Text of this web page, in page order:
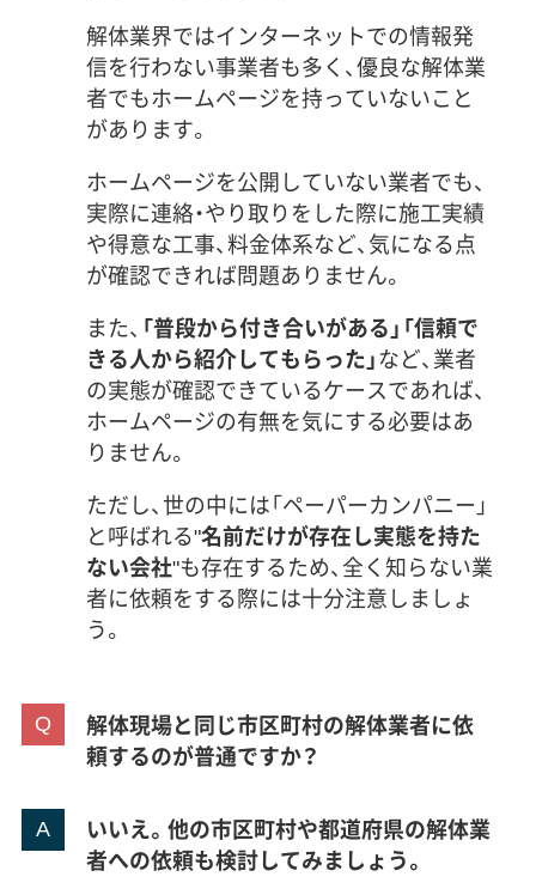
解体業界ではインターネットでの情報発
信を行わない事業者も多く、優良な解体業
者でもホームページを持っていないこと
があります。
ホームページを公開していない業者でも、
実際に連絡・やり取りをした際に施工実績
や得意な工事、料金体系など、気になる点
が確認できれば問題ありません。
また、 「普段から付き合いがある」「信頼で
きる人から紹介してもらった」など、業者
の実態が確認できているケースであれば、
ホームページの有無を気にする必要はあ
りません。
ただし、世の中には「ペーパーカンパニー」
と呼ばれる"名前だけが存在し実態を持た
ない会社"も存在するため、全く知らない業
者に依頼をする際には十分注意しましょ
う。
解体現場と同じ市区町村の解体業者に依
頼するのが普通ですか？
いいえ。他の市区町村や都道府県の解体業
者への依頼も検討してみましょう。